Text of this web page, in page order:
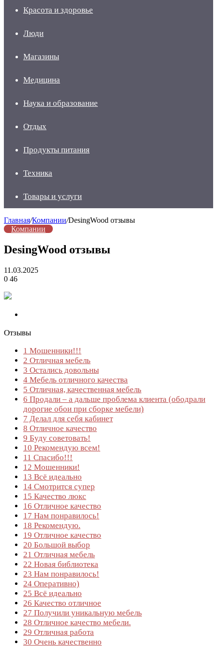
Красота и здоровье
Люди
Магазины
Медицина
Наука и образование
Отдых
Продукты питания
Техника
Товары и услуги
Главная/Компании/DesingWood отзывы
Компании
DesingWood отзывы
11.03.2025
0 46
Отзывы
1 Мошенники!!!
2 Отличная мебель
3 Остались довольны
4 Мебель отличного качества
5 Отличная, качественная мебель
6 Продали – а дальше проблема клиента (ободрали
дорогие обои при сборке мебели)
7 Делал для себя кабинет
8 Отличное качество
9 Буду советовать!
10 Рекомендую всем!
11 Спасибо!!!
12 Мошенники!
13 Всё идеально
14 Смотрится супер
15 Качество люкс
16 Отличное качество
17 Нам понравилось!
18 Рекомендую.
19 Отличное качество
20 Большой выбор
21 Отличная мебель
22 Новая библиотека
23 Нам понравилось!
24 Оперативно)
25 Всё идеально
26 Качество отличное
27 Получили уникальную мебель
28 Отличное качество мебели.
29 Отличная работа
30 Очень качественно